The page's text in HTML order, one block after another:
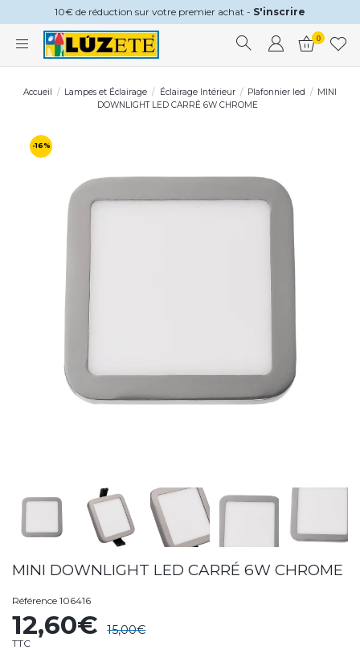
10€ de réduction sur votre premier achat - S'inscrire
0
Accueil Lampes et Éclairage Éclairage Intérieur Plafonnier led
MINI
DOWNLIGHT LED CARRÉ 6W CHROME
-16%
MINI DOWNLIGHT LED CARRÉ 6W CHROME
Référence 106416
12,60€ 15,00€
TTC